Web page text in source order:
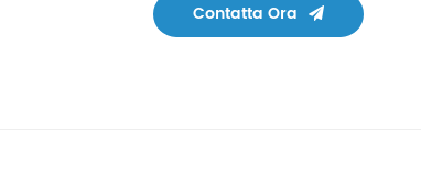
Contatta Ora